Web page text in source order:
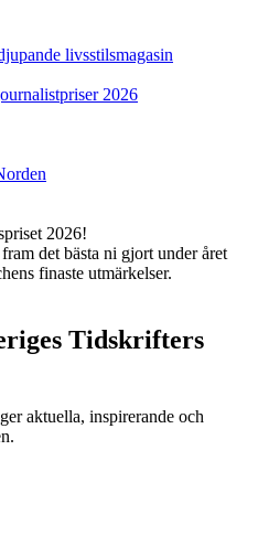
livsstilsmagasin
2026
2026!
det bästa ni gjort under året
finaste utmärkelser.
Tidskrifters
aktuella, inspirerande och